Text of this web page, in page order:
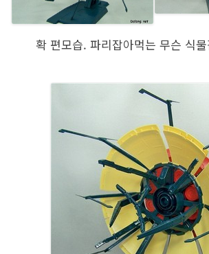
확 편모습. 파리잡아먹는 무슨 식